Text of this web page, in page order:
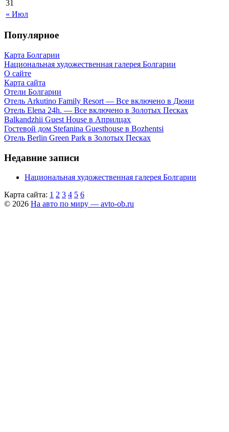
« Июл
31
Популярное
Карта Болгарии
Национальная художественная галерея Болгарии
О сайте
Карта сайта
Отели Болгарии
Отель Arkutino Family Resort — Все включено в Дюни
Отель Elena 24h. — Все включено в Золотых Песках
Balkandzhii Guest House в Априлцах
Гостевой дом Stefanina Guesthouse в Bozhentsi
Отель Berlin Green Park в Золотых Песках
Недавние записи
Национальная художественная галерея Болгарии
Карта сайта: 1 2 3 4 5 6
© 2026 На авто по миру — avto-ob.ru